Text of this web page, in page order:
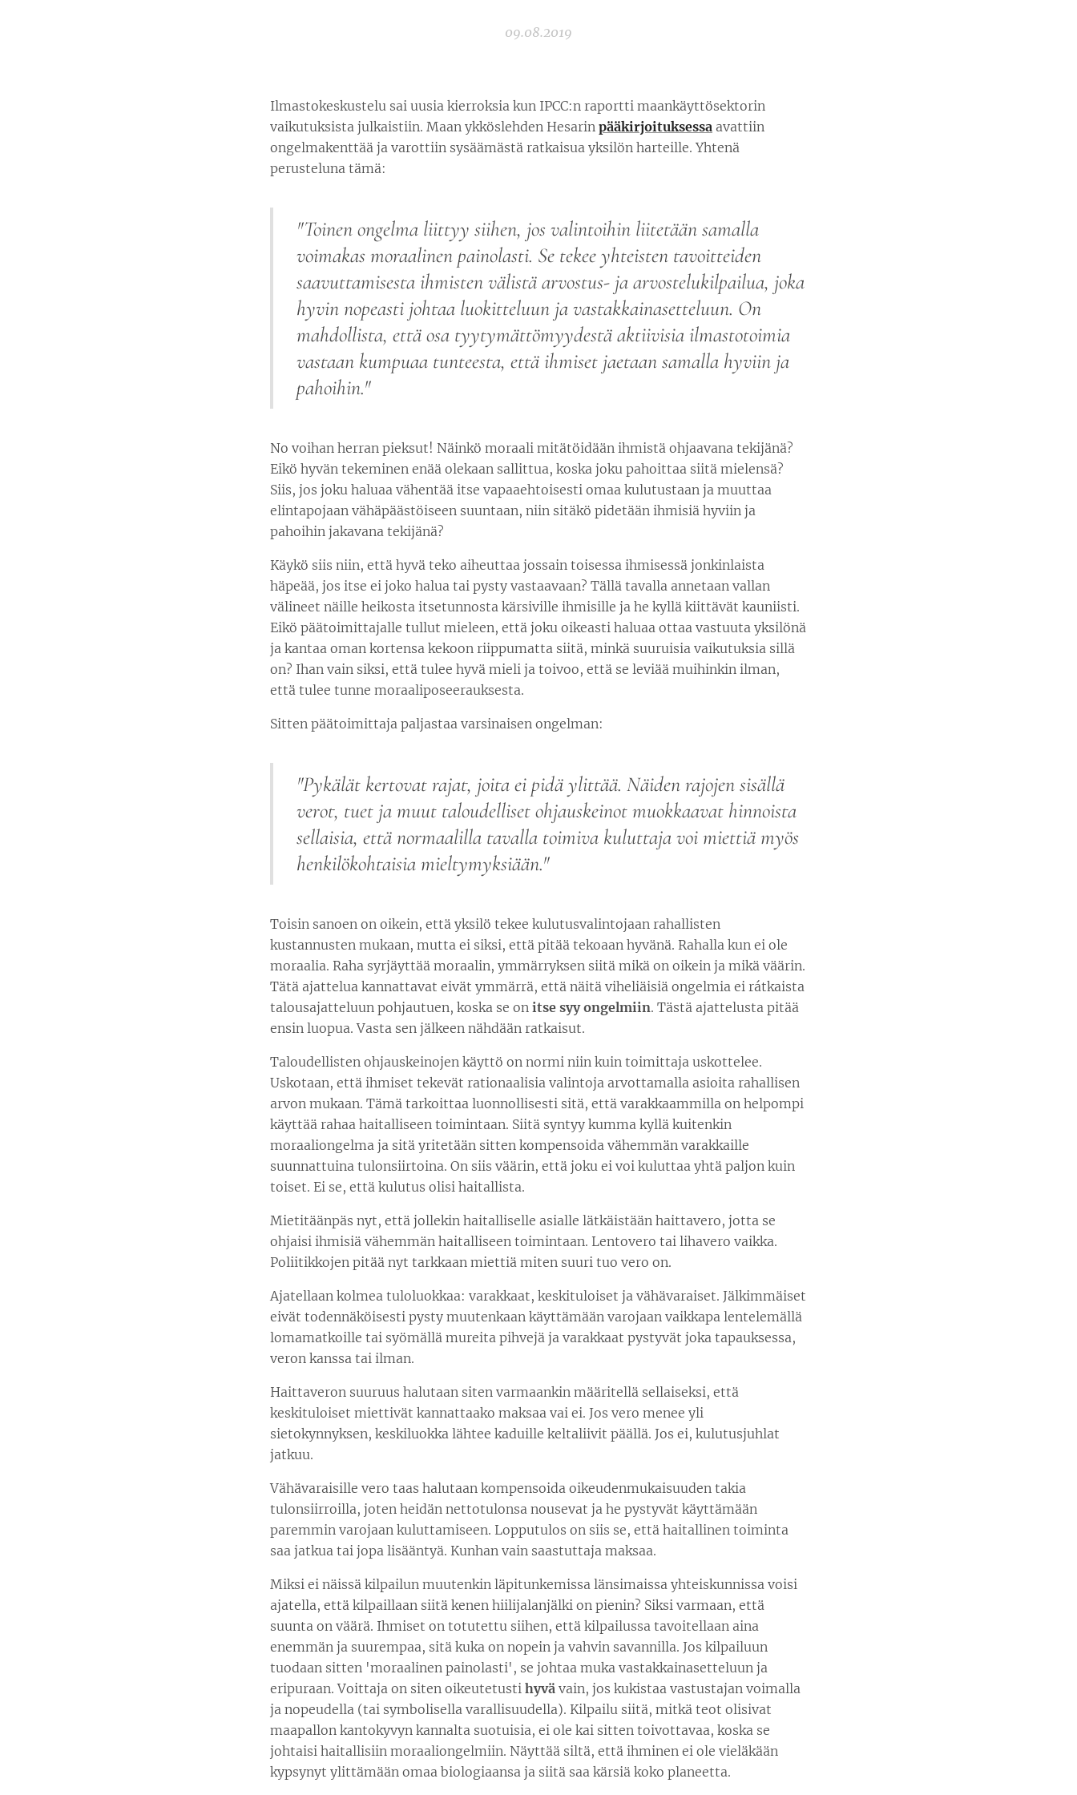
09.08.2019
Ilmastokeskustelu sai uusia kierroksia kun IPCC:n raportti maankäyttösektorin
vaikutuksista julkaistiin. Maan ykköslehden Hesarin pääkirjoituksessa avattiin
ongelmakenttää ja varottiin sysäämästä ratkaisua yksilön harteille. Yhtenä
perusteluna tämä:
"Toinen ongelma liittyy siihen, jos valintoihin liitetään samalla
voimakas moraalinen painolasti. Se tekee yhteisten tavoitteiden
saavuttamisesta ihmisten välistä arvostus- ja arvostelukilpailua, joka
hyvin nopeasti johtaa luokitteluun ja vastakkainasetteluun. On
mahdollista, että osa tyytymättömyydestä aktiivisia ilmastotoimia
vastaan kumpuaa tunteesta, että ihmiset jaetaan samalla hyviin ja
pahoihin."
No voihan herran pieksut! Näinkö moraali mitätöidään ihmistä ohjaavana tekijänä?
Eikö hyvän tekeminen enää olekaan sallittua, koska joku pahoittaa siitä mielensä?
Siis, jos joku haluaa vähentää itse vapaaehtoisesti omaa kulutustaan ja muuttaa
elintapojaan vähäpäästöiseen suuntaan, niin sitäkö pidetään ihmisiä hyviin ja
pahoihin jakavana tekijänä?
Käykö siis niin, että hyvä teko aiheuttaa jossain toisessa ihmisessä jonkinlaista
häpeää, jos itse ei joko halua tai pysty vastaavaan? Tällä tavalla annetaan vallan
välineet näille heikosta itsetunnosta kärsiville ihmisille ja he kyllä kiittävät kauniisti.
Eikö päätoimittajalle tullut mieleen, että joku oikeasti haluaa ottaa vastuuta yksilönä
ja kantaa oman kortensa kekoon riippumatta siitä, minkä suuruisia vaikutuksia sillä
on? Ihan vain siksi, että tulee hyvä mieli ja toivoo, että se leviää muihinkin ilman,
että tulee tunne moraaliposeerauksesta.
Sitten päätoimittaja paljastaa varsinaisen ongelman:
"Pykälät kertovat rajat, joita ei pidä ylittää. Näiden rajojen sisällä
verot, tuet ja muut taloudelliset ohjauskeinot muokkaavat hinnoista
sellaisia, että normaalilla tavalla toimiva kuluttaja voi miettiä myös
henkilökohtaisia mieltymyksiään."
Toisin sanoen on oikein, että yksilö tekee kulutusvalintojaan rahallisten
kustannusten mukaan, mutta ei siksi, että pitää tekoaan hyvänä. Rahalla kun ei ole
moraalia. Raha syrjäyttää moraalin, ymmärryksen siitä mikä on oikein ja mikä väärin.
Tätä ajattelua kannattavat eivät ymmärrä, että näitä viheliäisiä ongelmia ei rátkaista
talousajatteluun pohjautuen, koska se on itse syy ongelmiin. Tästä ajattelusta pitää
ensin luopua. Vasta sen jälkeen nähdään ratkaisut.
Taloudellisten ohjauskeinojen käyttö on normi niin kuin toimittaja uskottelee.
Uskotaan, että ihmiset tekevät rationaalisia valintoja arvottamalla asioita rahallisen
arvon mukaan. Tämä tarkoittaa luonnollisesti sitä, että varakkaammilla on helpompi
käyttää rahaa haitalliseen toimintaan. Siitä syntyy kumma kyllä kuitenkin
moraaliongelma ja sitä yritetään sitten kompensoida vähemmän varakkaille
suunnattuina tulonsiirtoina. On siis väärin, että joku ei voi kuluttaa yhtä paljon kuin
toiset. Ei se, että kulutus olisi haitallista.
Mietitäänpäs nyt, että jollekin haitalliselle asialle lätkäistään haittavero, jotta se
ohjaisi ihmisiä vähemmän haitalliseen toimintaan. Lentovero tai lihavero vaikka.
Poliitikkojen pitää nyt tarkkaan miettiä miten suuri tuo vero on.
Ajatellaan kolmea tuloluokkaa: varakkaat, keskituloiset ja vähävaraiset. Jälkimmäiset
eivät todennäköisesti pysty muutenkaan käyttämään varojaan vaikkapa lentelemällä
lomamatkoille tai syömällä mureita pihvejä ja varakkaat pystyvät joka tapauksessa,
veron kanssa tai ilman.
Haittaveron suuruus halutaan siten varmaankin määritellä sellaiseksi, että
keskituloiset miettivät kannattaako maksaa vai ei. Jos vero menee yli
sietokynnyksen, keskiluokka lähtee kaduille keltaliivit päällä. Jos ei, kulutusjuhlat
jatkuu.
Vähävaraisille vero taas halutaan kompensoida oikeudenmukaisuuden takia
tulonsiirroilla, joten heidän nettotulonsa nousevat ja he pystyvät käyttämään
paremmin varojaan kuluttamiseen. Lopputulos on siis se, että haitallinen toiminta
saa jatkua tai jopa lisääntyä. Kunhan vain saastuttaja maksaa.
Miksi ei näissä kilpailun muutenkin läpitunkemissa länsimaissa yhteiskunnissa voisi
ajatella, että kilpaillaan siitä kenen hiilijalanjälki on pienin? Siksi varmaan, että
suunta on väärä. Ihmiset on totutettu siihen, että kilpailussa tavoitellaan aina
enemmän ja suurempaa, sitä kuka on nopein ja vahvin savannilla. Jos kilpailuun
tuodaan sitten 'moraalinen painolasti', se johtaa muka vastakkainasetteluun ja
eripuraan. Voittaja on siten oikeutetusti hyvä vain, jos kukistaa vastustajan voimalla
ja nopeudella (tai symbolisella varallisuudella). Kilpailu siitä, mitkä teot olisivat
maapallon kantokyvyn kannalta suotuisia, ei ole kai sitten toivottavaa, koska se
johtaisi haitallisiin moraaliongelmiin. Näyttää siltä, että ihminen ei ole vieläkään
kypsynyt ylittämään omaa biologiaansa ja siitä saa kärsiä koko planeetta.